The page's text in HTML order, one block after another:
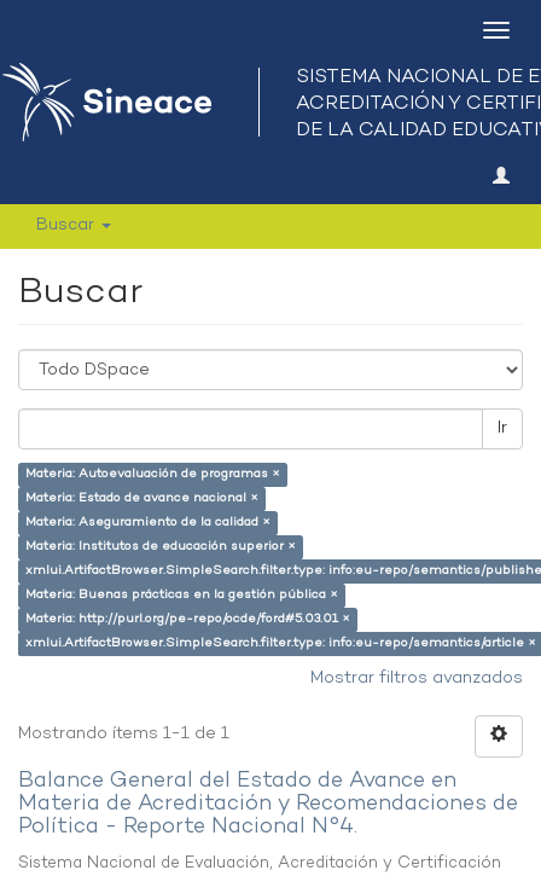
Buscar
Buscar
Ir
Materia: Autoevaluación de programas ×
Materia: Estado de avance nacional ×
Materia: Aseguramiento de la calidad ×
Materia: Institutos de educación superior ×
xmlui.ArtifactBrowser.SimpleSearch.filter.type: info:eu-repo/semantics/
Materia: Buenas prácticas en la gestión pública ×
Materia: http://purl.org/pe-repo/ocde/ford#5.03.01 ×
xmlui.ArtifactBrowser.SimpleSearch.filter.type: info:eu-repo/semantics/article ×
Mostrar filtros avanzados
Mostrando ítems 1-1 de 1
Balance General del Estado de Avance en
Materia de Acreditación y Recomendaciones de
Política - Reporte Nacional N°4.
Sistema Nacional de Evaluación, Acreditación y Certificación